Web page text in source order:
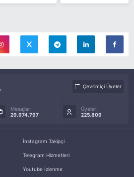
Çevrimiçi Üyeler
Mesajlar:
29.974.797
Üyeler:
225.809
İnstagram Takipçi
Telegram Hizmetleri
Youtube İzlenme